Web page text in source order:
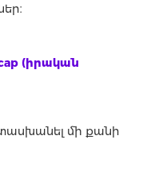
(իրական
մի քանի